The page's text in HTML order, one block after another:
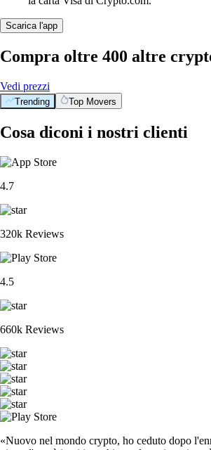
Scarica l'app
Compra oltre 400 altre
Vedi prezzi
Trending Top Movers
Cosa diconi i nostri clienti
4.7
320k Reviews
4.5
660k Reviews
«Nuovo nel mondo crypto, ho ceduto dopo